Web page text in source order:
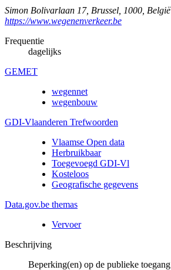
Simon Bolivarlaan 17, Brussel 1000 België
https://www.wegenenverkeer.be
Frequentie
dagelijks
GEMET
wegennet
wegenbouw
GDI-Vlaanderen Trefwoorden
Vlaamse Open data
Herbruikbaar
Toegevoegd GDI-Vl
Kosteloos
Geografische gegevens
Data.gov.be themas
Vervoer
Beschrijving
Beperking(en) op de publieke toegang